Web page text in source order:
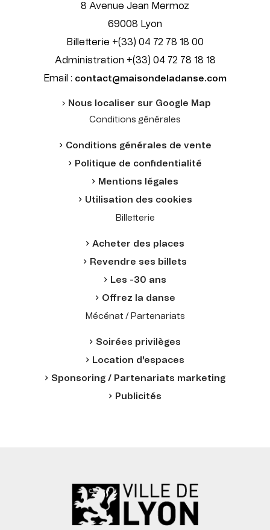
8 Avenue Jean Mermoz
69008 Lyon
Billetterie +(33) 04 72 78 18 00
Administration +(33) 04 72 78 18 18
Email : contact@maisondeladanse.com
Nous localiser sur Google Map
Conditions générales
Conditions générales de vente
Politique de confidentialité
Mentions légales
Utilisation des cookies
Billetterie
Acheter des places
Revendre ses billets
Les -30 ans
Offrez la danse
Mécénat / Partenariats
Soirées privilèges
Location d'espaces
Sponsoring / Partenariats marketing
Publicités